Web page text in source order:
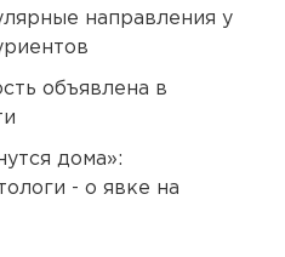
направления у
объявлена в
дома»:
- о явке на